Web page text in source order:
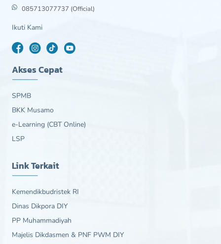
085713077737 (Official)
Ikuti Kami
Akses Cepat
SPMB
BKK Musamo
e-Learning (CBT Online)
LSP
Link Terkait
Kemendikbudristek RI
Dinas Dikpora DIY
PP Muhammadiyah
Majelis Dikdasmen & PNF PWM DIY